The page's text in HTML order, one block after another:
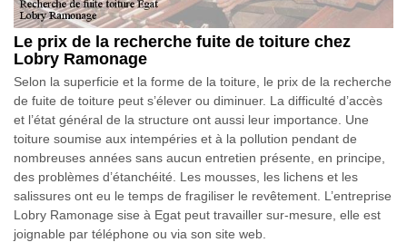
Le prix de la recherche fuite de toiture chez
Lobry Ramonage
Selon la superficie et la forme de la toiture, le prix de la recherche
de fuite de toiture peut s’élever ou diminuer. La difficulté d’accès
et l’état général de la structure ont aussi leur importance. Une
toiture soumise aux intempéries et à la pollution pendant de
nombreuses années sans aucun entretien présente, en principe,
des problèmes d’étanchéité. Les mousses, les lichens et les
salissures ont eu le temps de fragiliser le revêtement. L’entreprise
Lobry Ramonage sise à Egat peut travailler sur-mesure, elle est
joignable par téléphone ou via son site web.